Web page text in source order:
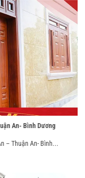
An- Bình Dương
– Thuận An- Bình...